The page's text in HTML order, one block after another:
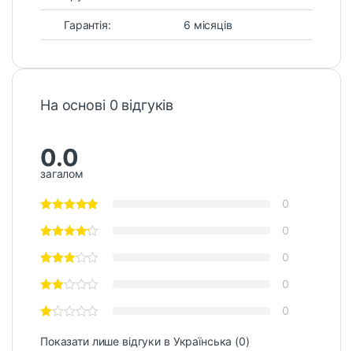
Гарантія: 6 місяців
На основі 0 відгуків
0.0
загалом
0
0
0
0
0
Показати лише відгуки в Українська (0)